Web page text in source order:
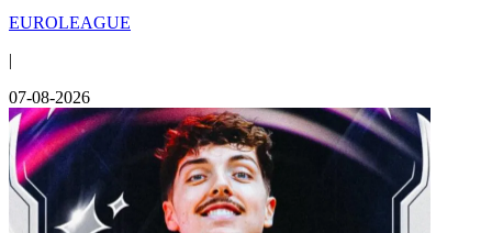
EUROLEAGUE
|
07-08-2026